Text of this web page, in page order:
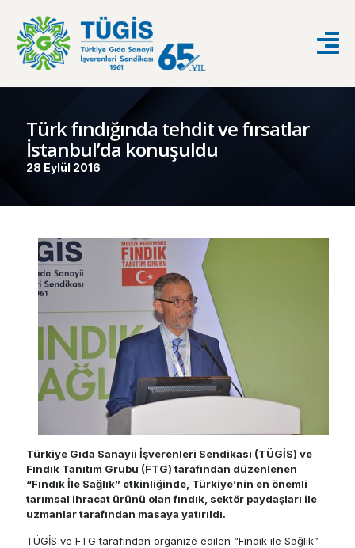
Türk fındığında tehdit ve fırsatlar
İstanbul’da konuşuldu
28 Eylül 2016
Türkiye Gıda Sanayii İşverenleri Sendikası (TÜGİS) ve
Fındık Tanıtım Grubu (FTG) tarafından düzenlenen
“Fındık İle Sağlık” etkinliğinde, Türkiye’nin en önemli
tarımsal ihracat ürünü olan fındık, sektör paydaşları ile
uzmanlar tarafından masaya yatırıldı.
TÜGİS ve FTG tarafından organize edilen “Fındık ile Sağlık”